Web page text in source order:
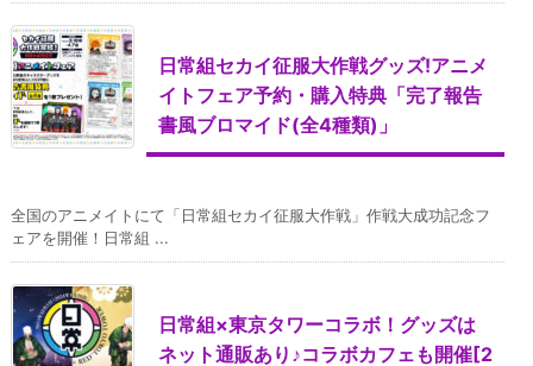
日常組セカイ征服大作戦グッズ!アニメ
イトフェア予約・購入特典「完了報告
書風ブロマイド(全4種類)」
全国のアニメイトにて「日常組セカイ征服大作戦」作戦大成功記念フ
ェアを開催！日常組 ...
日常組×東京タワーコラボ！グッズは
ネット通販あり♪コラボカフェも開催[2